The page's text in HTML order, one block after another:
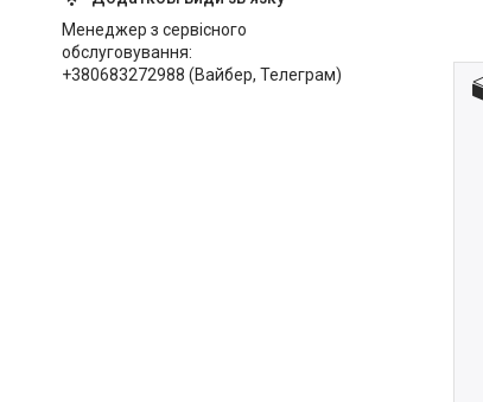
Менеджер з сервісного
обслуговування
+380683272988 (Вайбер, Телеграм)